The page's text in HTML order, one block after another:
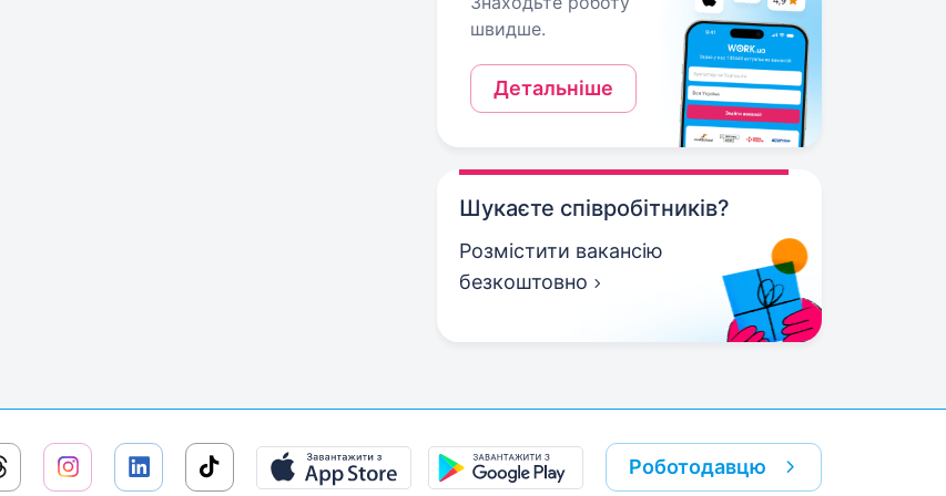
швидше.
Детальніше
Шукаєте співробітників?
Розмістити вакансію
безкоштовно
Роботодавцю